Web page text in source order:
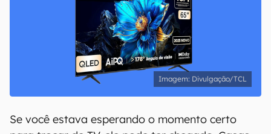
Divulgação/TCL
Se você estava esperando o momento certo